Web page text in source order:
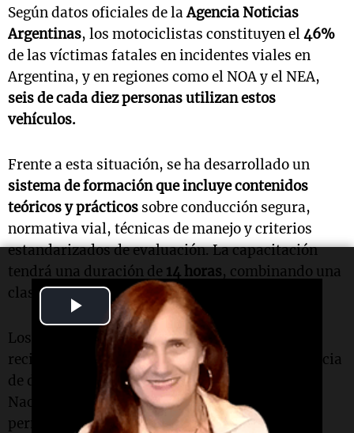
Play
Video
Según datos oficiales de laAgencia Noticias
Argentinas, los motociclistas constituyen el46%
de las víctimas fatales en incidentes viales en
Argentina, y en regiones como el NOA y el NEA,
seis de cada diez personas utilizan estos
vehículos.
Frente a esta situación, se ha desarrollado un
sistema de formación que incluye contenidos
teóricos y prácticos sobre conducción segura,
normativa vial, técnicas de manejo y criterios
estandarizados de evaluación. La capacitación
tendrá una duración de 14 horas, combinando una
clase presencial y otra virtual.
Los participantes que completen la formación
recibirán una matrícula nacional con una vigencia
de dos años, que será integrada al Sistema
Nacional de Licencias de Conducir (SINALIC),
permitiendo registrar y dar seguimiento a las